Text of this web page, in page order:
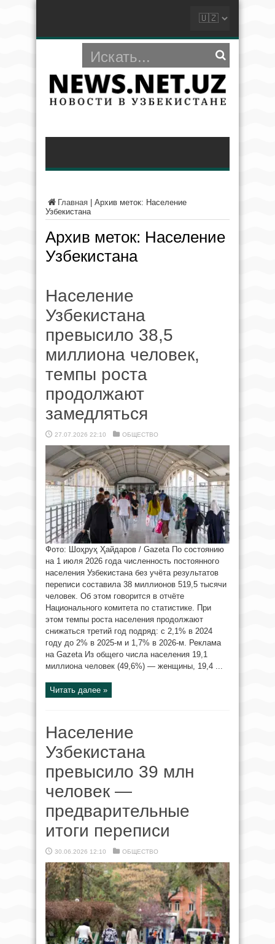
Главная
Архив меток: Население
Узбекистана
Архив меток: Население
Узбекистана
Население
Узбекистана
превысило 38,5
миллиона человек,
темпы роста
продолжают
замедляться
27.07.2026 22:10 ОБЩЕСТВО
Фото: Шоҳруҳ Ҳайдаров / Gazeta По состоянию
на 1 июля 2026 года численность постоянного
населения Узбекистана без учёта результатов
переписи составила 38 миллионов 519,5 тысячи
человек. Об этом говорится в отчёте
Национального комитета по статистике. При
этом темпы роста населения продолжают
снижаться третий год подряд: с 2,1% в 2024
году до 2% в 2025-м и 1,7% в 2026-м. Реклама
на Gazeta Из общего числа населения 19,1
миллиона человек (49,6%) — женщины, 19,4 ...
Читать далее »
Население
Узбекистана
превысило 39 млн
человек —
предварительные
итоги переписи
30.06.2026 12:10 ОБЩЕСТВО